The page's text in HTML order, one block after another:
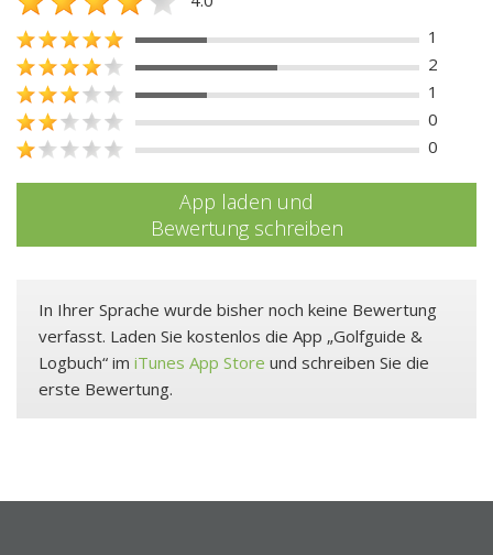
1
2
1
0
0
App laden und
Bewertung schreiben
In Ihrer Sprache wurde bisher noch keine Bewertung
verfasst. Laden Sie kostenlos die App „Golfguide &
Logbuch“ im iTunes App Store und schreiben Sie die
erste Bewertung.